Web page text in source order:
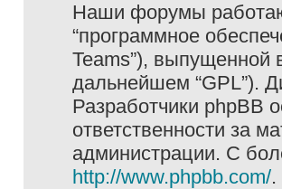
Наши форумы
“программное
Teams”), выпущенной
дальнейшем “GPL”).
Разработчики phpBB
ответственности за
администрации. С
http://www.phpbb.com/.